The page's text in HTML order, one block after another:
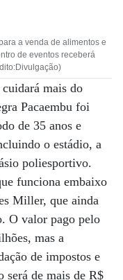
a venda de alimentos e
de eventos receberá
mais do
Pacaembu foi
de 35 anos e
o estádio, a
poliesportivo.
funciona embaixo
Miller, que ainda
O valor pago pelo
mas a
de impostos e
será de mais de R$